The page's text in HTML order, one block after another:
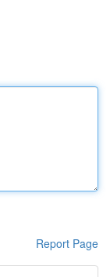
Report Page